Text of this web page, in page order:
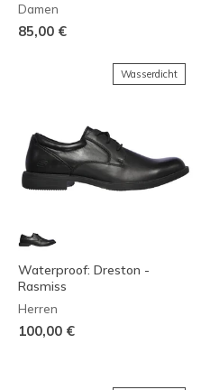
Damen
85,00 €
Wasserdicht
Waterproof: Dreston -
Rasmiss
Herren
100,00 €